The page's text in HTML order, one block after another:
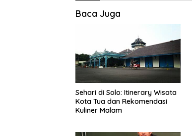
Baca Juga
Sehari di Solo: Itinerary Wisata
Kota Tua dan Rekomendasi
Kuliner Malam